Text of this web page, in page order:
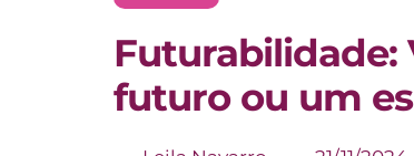
Futurabilidade:
futuro ou um